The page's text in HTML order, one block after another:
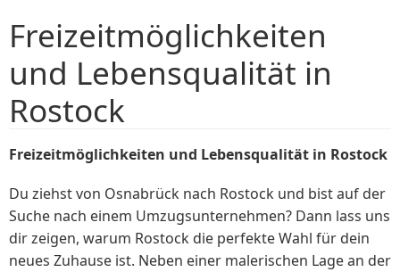
Freizeitmöglichkeiten
und Lebensqualität in
Rostock
Freizeitmöglichkeiten und Lebensqualität in Rostock
Du ziehst von Osnabrück nach Rostock und bist auf der
Suche nach einem Umzugsunternehmen? Dann lass uns
dir zeigen, warum Rostock die perfekte Wahl für dein
neues Zuhause ist. Neben einer malerischen Lage an der